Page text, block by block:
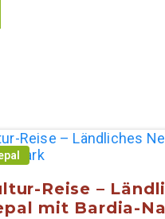
Reise –
mit Bardia-